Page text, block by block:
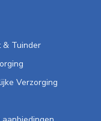
& Tuinder
Verzorging